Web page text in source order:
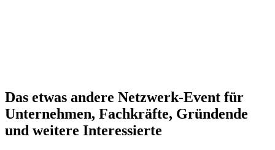
Das etwas andere Netzwerk-Event für
Unternehmen, Fachkräfte, Gründende
und weitere Interessierte